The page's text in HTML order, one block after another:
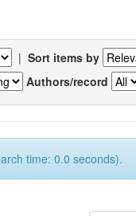
| Sort items by
Authors/record
time: 0.0 seconds).